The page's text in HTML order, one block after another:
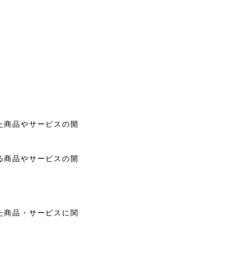
品やサービスの開
品やサービスの開
品・サービスに関